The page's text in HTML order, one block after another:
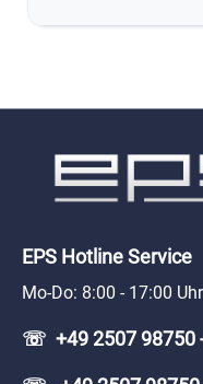
EPS Hotline Service
Mo-Do: 8:00 - 17:00
☏ +49 2507